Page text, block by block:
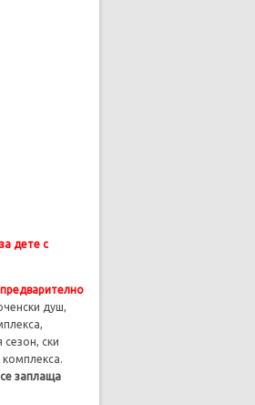
дете с
душ,
ски
заплаща